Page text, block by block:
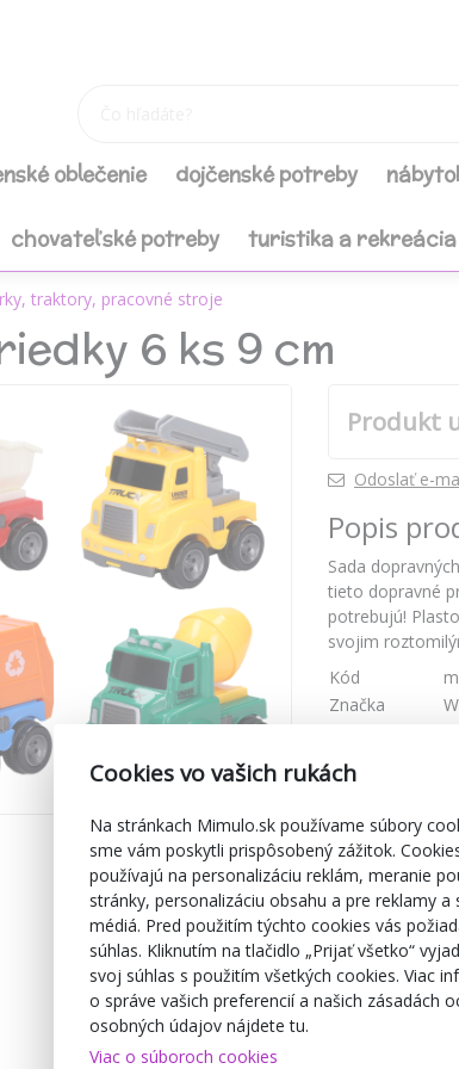
oblečenie dojčenské potreby
chovateľské potreby turistika a rekreácia
traktory, pracovné stroje
6 ks 9 cm
Produkt
Odoslať e-
Popis
Sada
tieto dopravné
potrebujú!
svojim
Kód
Značka
Cookies vo vašich rukách
Na stránkach Mimulo.sk používame súbory
sme vám poskytli prispôsobený zážitok.
používajú na personalizáciu reklám, meranie
stránky, personalizáciu obsahu a pre reklamy a
médiá. Pred použitím týchto cookies vás
súhlas. Kliknutím na tlačidlo „Prijať všetko“
svoj súhlas s použitím všetkých cookies. Viac
o správe vašich preferencií a našich zásadách
osobných údajov nájdete tu.
Viac o súboroch cookies